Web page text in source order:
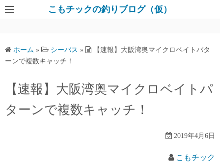
コ
ッ
こもチックの釣りブログ（仮）
ホーム » シーバス »
【速報】大阪湾奥マイクロベイトパタ
ーンで複数キャッチ！
【速報】大阪湾奥マイクロベイトパ
ターンで複数キャッチ！
2019年4月6日
こもチック